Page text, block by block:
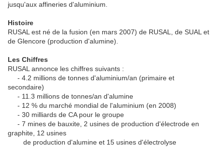
jusqu'aux affineries d'aluminium.
Histoire
RUSAL est né de la fusion (en mars 2007) de RUSAL, de SUAL et
de Glencore (production d'alumine).
Les Chiffres
RUSAL annonce les chiffres suivants :
- 4.2 millions de tonnes d'aluminium/an (primaire et
secondaire)
- 11.3 millions de tonnes/an d'alumine
- 12 % du marché mondial de l'aluminium (en 2008)
- 30 milliards de CA pour le groupe
- 7 mines de bauxite, 2 usines de production d'électrode en
graphite, 12 usines
de production d'alumine et 15 usines d'électrolyse